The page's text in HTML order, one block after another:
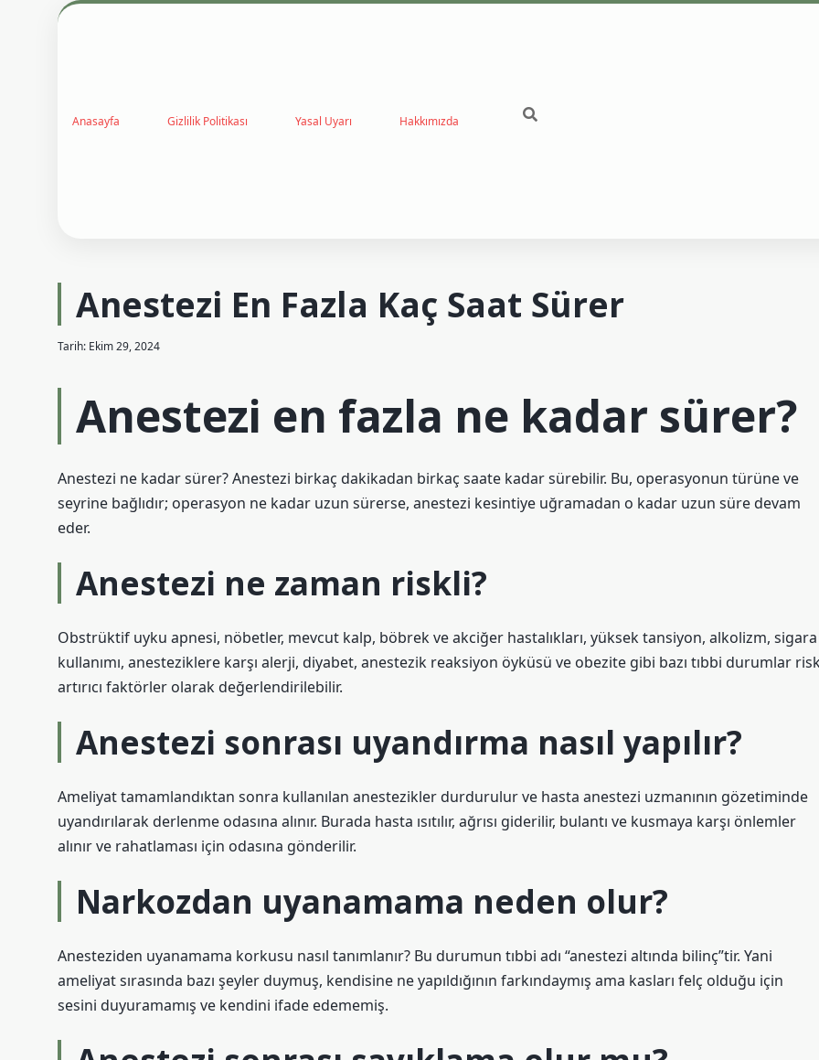
Anasayfa Gizlilik Politikası Yasal Uyarı Hakkımızda
Anestezi En Fazla Kaç Saat Sürer
Tarih: Ekim 29, 2024
Anestezi en fazla ne kadar sürer?
Anestezi ne kadar sürer? Anestezi birkaç dakikadan birkaç saate kadar sürebilir. Bu, operasyonun türüne ve
seyrine bağlıdır; operasyon ne kadar uzun sürerse, anestezi kesintiye uğramadan o kadar uzun süre devam
eder.
Anestezi ne zaman riskli?
Obstrüktif uyku apnesi, nöbetler, mevcut kalp, böbrek ve akciğer hastalıkları, yüksek tansiyon, alkolizm, sigara
kullanımı, anesteziklere karşı alerji, diyabet, anestezik reaksiyon öyküsü ve obezite gibi bazı tıbbi durumlar
artırıcı faktörler olarak değerlendirilebilir.
Anestezi sonrası uyandırma nasıl yapılır?
Ameliyat tamamlandıktan sonra kullanılan anestezikler durdurulur ve hasta anestezi uzmanının gözetiminde
uyandırılarak derlenme odasına alınır. Burada hasta ısıtılır, ağrısı giderilir, bulantı ve kusmaya karşı önlemler
alınır ve rahatlaması için odasına gönderilir.
Narkozdan uyanamama neden olur?
Anesteziden uyanamama korkusu nasıl tanımlanır? Bu durumun tıbbi adı “anestezi altında bilinç”tir. Yani
ameliyat sırasında bazı şeyler duymuş, kendisine ne yapıldığının farkındaymış ama kasları felç olduğu için
sesini duyuramamış ve kendini ifade edememiş.